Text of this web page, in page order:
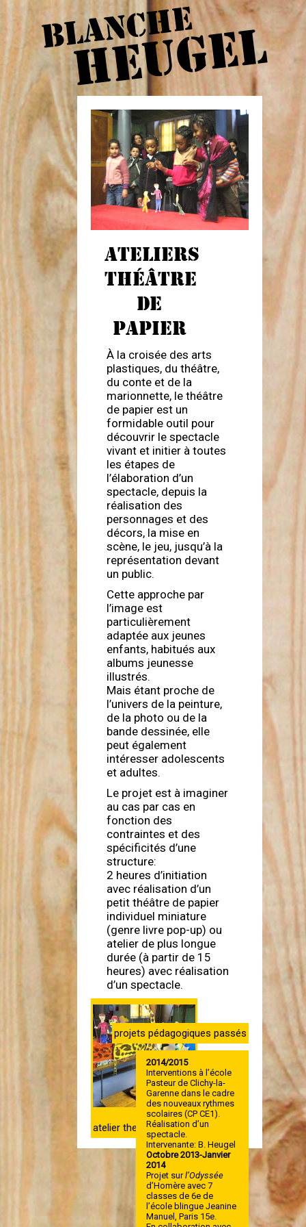
BLANCHE
HEUGEL
ATELIERS
THÉÂTRE
DE
PAPIER
À la croisée des arts
plastiques, du théâtre,
du conte et de la
marionnette, le théâtre
de papier est un
formidable outil pour
découvrir le spectacle
vivant et initier à toutes
les étapes de
l’élaboration d’un
spectacle, depuis la
réalisation des
personnages et des
décors, la mise en
scène, le jeu, jusqu’à la
représentation devant
un public.
Cette approche par
l’image est
particulièrement
adaptée aux jeunes
enfants, habitués aux
albums jeunesse
illustrés.
Mais étant proche de
l’univers de la peinture,
de la photo ou de la
bande dessinée, elle
peut également
intéresser adolescents
et adultes.
Le projet est à imaginer
au cas par cas en
fonction des
contraintes et des
spécificités d’une
structure:
2 heures d’initiation
avec réalisation d’un
petit théâtre de papier
individuel miniature
(genre livre pop-up) ou
atelier de plus longue
durée (à partir de 15
heures) avec réalisation
d’un spectacle.
atelier theatre papier
projets pédagogiques passés
2014/2015
Interventions à l’école
Pasteur de Clichy-la-
Garenne dans le cadre
des nouveaux rythmes
scolaires (CP CE1).
Réalisation d’un
spectacle.
Intervenante: B. Heugel
Octobre 2013-Janvier
2014
Projet surl’Odyssée
d’Homère avec 7
classes de 6e de
l’école blingue Jeanine
Manuel, Paris 15e.